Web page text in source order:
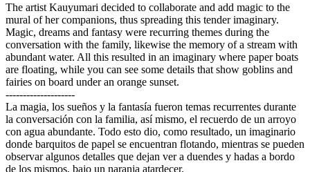
The artist Kauyumari decided to collaborate and add magic to the
mural of her companions, thus spreading this tender imaginary.
Magic, dreams and fantasy were recurring themes during the
conversation with the family, likewise the memory of a stream with
abundant water. All this resulted in an imaginary where paper boats
are floating, while you can see some details that show goblins and
fairies on board under an orange sunset.
--------------------
La magia, los sueños y la fantasía fueron temas recurrentes durante
la conversación con la familia, así mismo, el recuerdo de un arroyo
con agua abundante. Todo esto dio, como resultado, un imaginario
donde barquitos de papel se encuentran flotando, mientras se pueden
observar algunos detalles que dejan ver a duendes y hadas a bordo
de los mismos, bajo un naranja atardecer.